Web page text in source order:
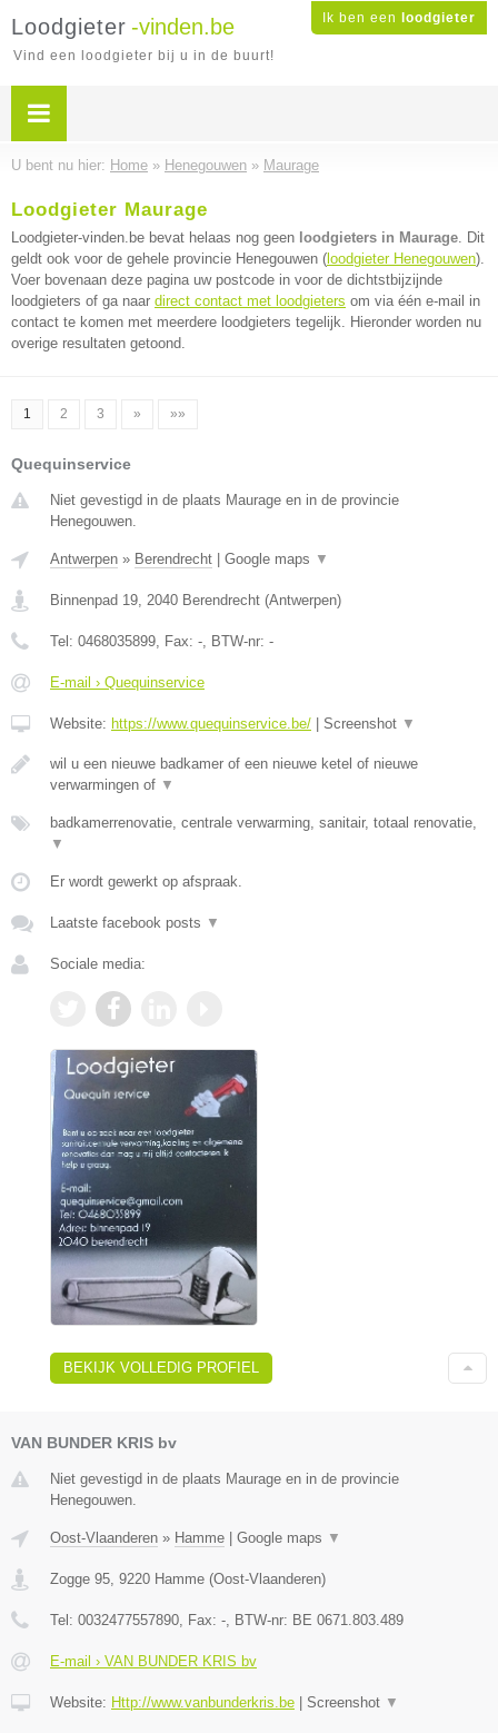
Ik ben een loodgieter
Loodgieter -vinden.be
Vind een loodgieter bij u in de buurt!
U bent nu hier: Home » Henegouwen » Maurage
Loodgieter Maurage
Loodgieter-vinden.be bevat helaas nog geen loodgieters in Maurage. Dit
geldt ook voor de gehele provincie Henegouwen ( loodgieter Henegouwen).
Voer bovenaan deze pagina uw postcode in voor de dichtstbijzijnde
loodgieters of ga naar direct contact met loodgieters om via één e-mail in
contact te komen met meerdere loodgieters tegelijk. Hieronder worden nu
overige resultaten getoond.
1 2 3 » »»
Quequinservice
Niet gevestigd in de plaats Maurage en in de provincie
Henegouwen.
Antwerpen » Berendrecht Google maps ▼
Binnenpad 19, 2040 Berendrecht (Antwerpen)
Tel: 0468035899, Fax: -, BTW-nr: -
E-mail › Quequinservice
Website: https://www.quequinservice.be/ Screenshot ▼
wil u een nieuwe badkamer of een nieuwe ketel of nieuwe
verwarmingen of ▼
badkamerrenovatie, centrale verwarming, sanitair, totaal renovatie,
▼
Er wordt gewerkt op afspraak.
Laatste facebook posts ▼
Sociale media:
BEKIJK VOLLEDIG PROFIEL
VAN BUNDER KRIS bv
Niet gevestigd in de plaats Maurage en in de provincie
Henegouwen.
Oost-Vlaanderen » Hamme Google maps ▼
Zogge 95, 9220 Hamme (Oost-Vlaanderen)
Tel: 0032477557890, Fax: -, BTW-nr: BE 0671.803.489
E-mail › VAN BUNDER KRIS bv
Website: Http://www.vanbunderkris.be Screenshot ▼